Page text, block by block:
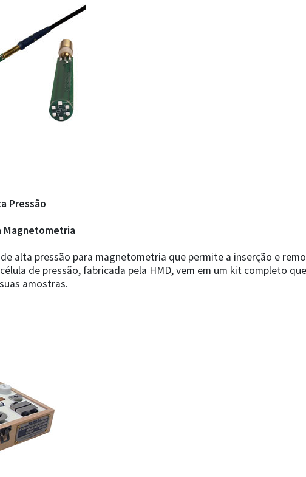
Pressão
Magnetometria
alta pressão para magnetometria que permite a inserção e
de pressão, fabricada pela HMD, vem em um kit completo
amostras.